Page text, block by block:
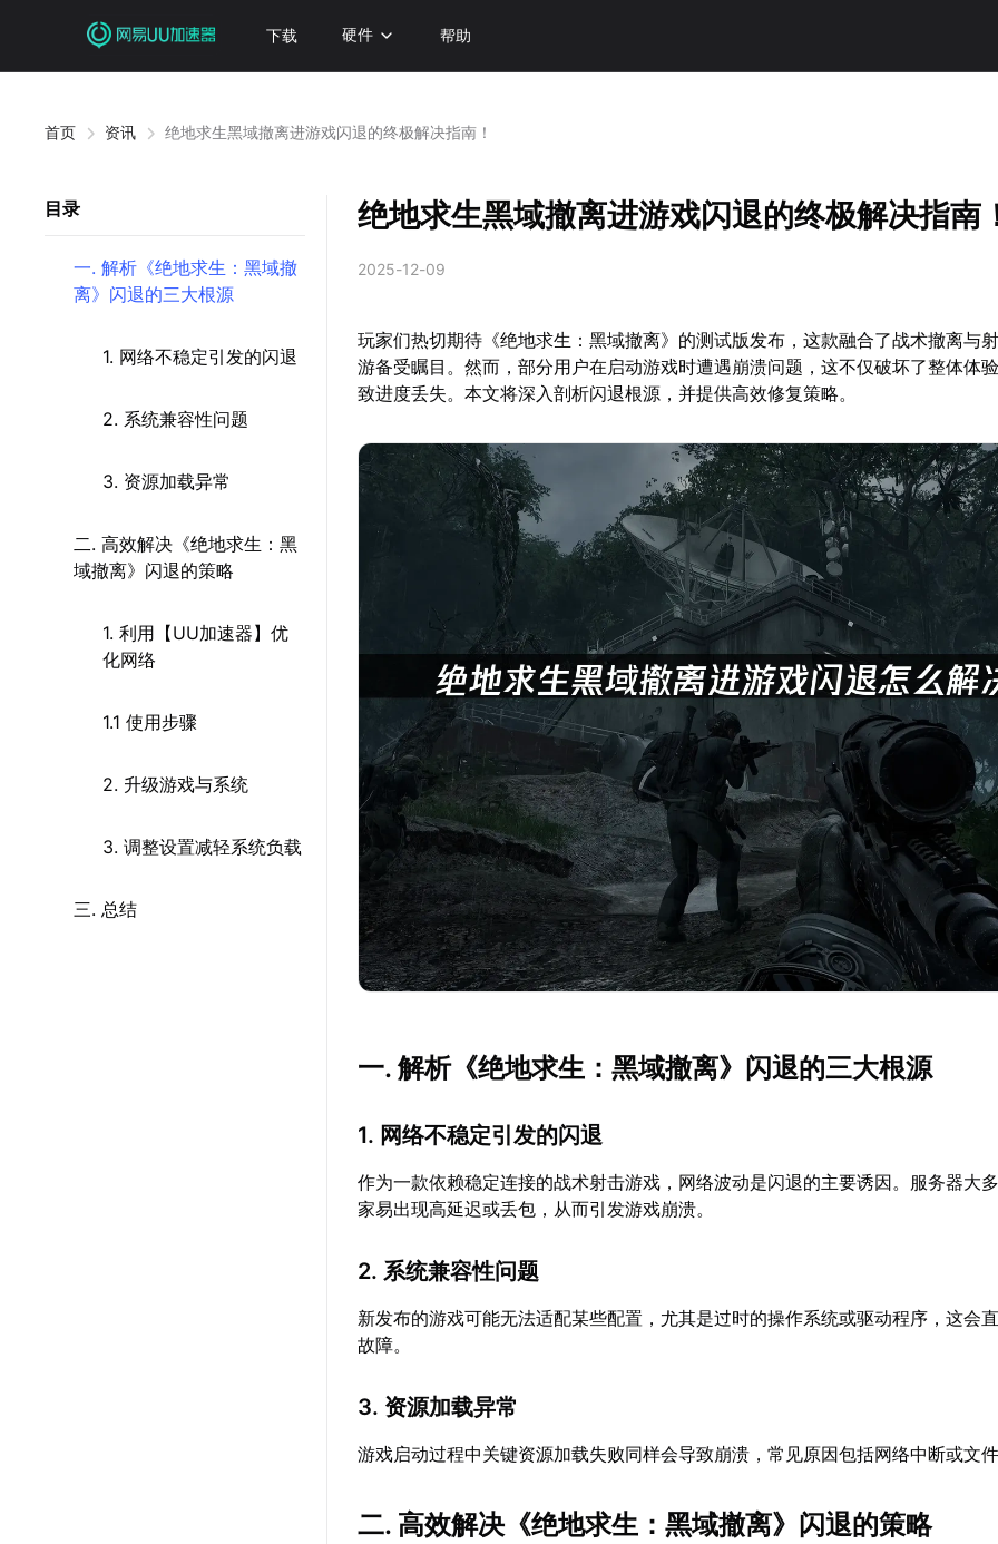
下载 硬件 帮助
首页 资讯 绝地求生黑域撤离进游戏闪退的终极解决指南！
目录
一. 解析《绝地求生：黑域撤
离》闪退的三大根源
1. 网络不稳定引发的闪退
2. 系统兼容性问题
3. 资源加载异常
二. 高效解决《绝地求生：黑
域撤离》闪退的策略
1. 利用【UU加速器】优
化网络
1.1 使用步骤
2. 升级游戏与系统
3. 调整设置减轻系统负载
三. 总结
绝地求生黑域撤离进游戏闪退的终极解决指南
2025-12-09
玩家们热切期待《绝地求生：黑域撤离》的测试版发布，这款融合了战术撤离与
游备受瞩目。然而，部分用户在启动游戏时遭遇崩溃问题，这不仅破坏了整体体
致进度丢失。本文将深入剖析闪退根源，并提供高效修复策略。
一. 解析《绝地求生：黑域撤离》闪退的三大根源
1. 网络不稳定引发的闪退
作为一款依赖稳定连接的战术射击游戏，网络波动是闪退的主要诱因。服务器大
家易出现高延迟或丢包，从而引发游戏崩溃。
2. 系统兼容性问题
新发布的游戏可能无法适配某些配置，尤其是过时的操作系统或驱动程序，这会
故障。
3. 资源加载异常
游戏启动过程中关键资源加载失败同样会导致崩溃，常见原因包括网络中断或文
二. 高效解决《绝地求生：黑域撤离》闪退的策略